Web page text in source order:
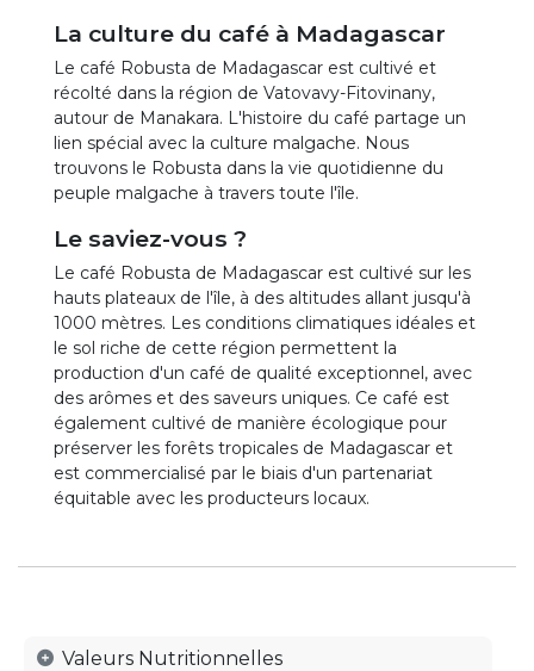
La culture du café à Madagascar
Le café Robusta de Madagascar est cultivé et
récolté dans la région de Vatovavy-Fitovinany,
autour de Manakara. L'histoire du café partage un
lien spécial avec la culture malgache. Nous
trouvons le Robusta dans la vie quotidienne du
peuple malgache à travers toute l'île.
Le saviez-vous ?
Le café Robusta de Madagascar est cultivé sur les
hauts plateaux de l'île, à des altitudes allant jusqu'à
1000 mètres. Les conditions climatiques idéales et
le sol riche de cette région permettent la
production d'un café de qualité exceptionnel, avec
des arômes et des saveurs uniques. Ce café est
également cultivé de manière écologique pour
préserver les forêts tropicales de Madagascar et
est commercialisé par le biais d'un partenariat
équitable avec les producteurs locaux.
Valeurs Nutritionnelles